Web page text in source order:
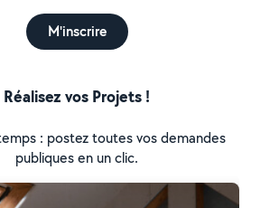
M'inscrire
Réalisez vos Projets !
: postez toutes vos demandes
publiques en un clic.